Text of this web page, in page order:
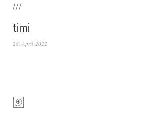
///
timi
28. April 2022